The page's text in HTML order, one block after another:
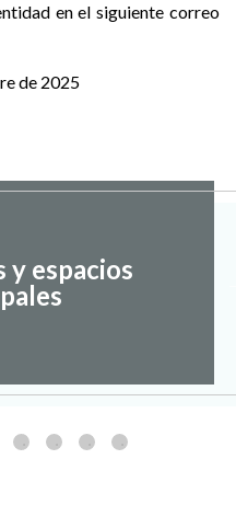
en el siguiente correo
de 2025
y espacios